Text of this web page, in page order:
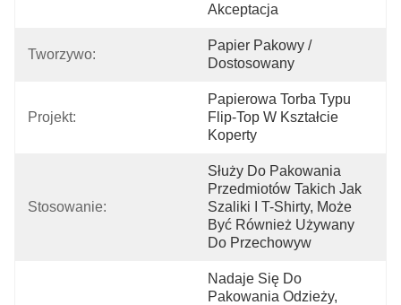
Akceptacja
Tworzywo:
Papier Pakowy /
Dostosowany
Projekt:
Papierowa Torba Typu
Flip-Top W Kształcie
Koperty
Stosowanie:
Służy Do Pakowania
Przedmiotów Takich Jak
Szaliki I T-Shirty, Może
Być Również Używany
Do Przechowyw
Nadaje Się Do
Pakowania Odzieży,